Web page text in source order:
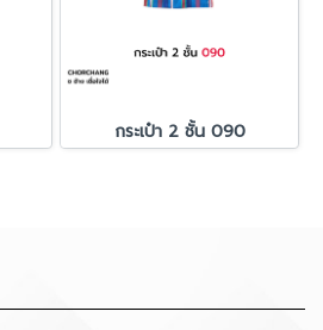
กระเป๋า 2 ชั้น 090